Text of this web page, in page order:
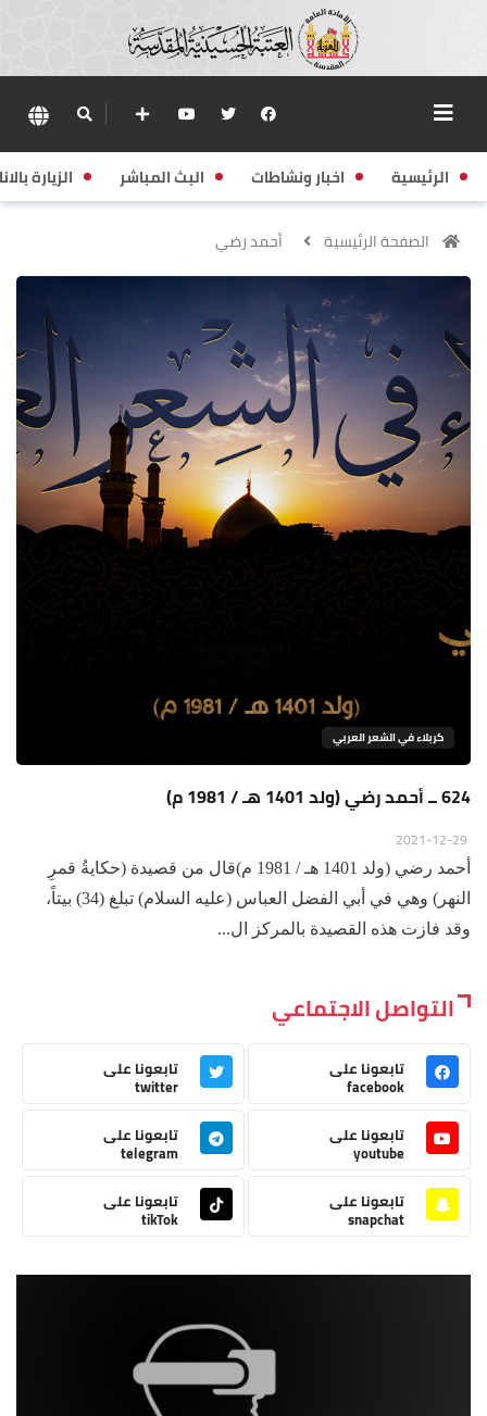
الرئيسية اخبار ونشاطات البث المباشر الزيارة
الصفحة الرئيسية أحمد رضي
كربلاء في الشعر العربي
624 ــ أحمد رضي (ولد 1401 هـ / 1981 م)
أحمد رضي (ولد 1401 هـ / 1981 م)قال من قصيدة (حكايةُ قمرِ
النهر) وهي في أبي الفضل العباس (عليه السلام) تبلغ (34) بيتاً،
وقد فازت هذه القصيدة بالمركز ال...
التواصل الاجتماعي
تابعونا على
facebook
تابعونا على
twitter
تابعونا على
youtube
تابعونا على
telegram
تابعونا على
snapchat
تابعونا على
tikTok